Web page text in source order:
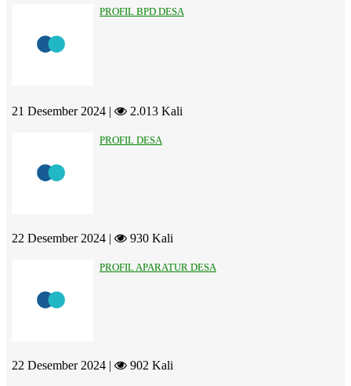
PROFIL BPD DESA
21 Desember 2024 | 2.013 Kali
PROFIL DESA
22 Desember 2024 | 930 Kali
PROFIL APARATUR DESA
22 Desember 2024 | 902 Kali